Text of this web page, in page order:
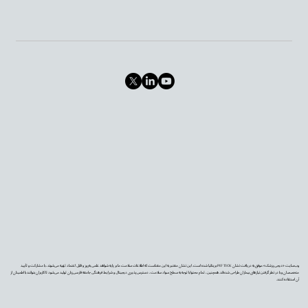
وب‌سایت «دیجی‌پزشک» موفق به دریافت نشان PIF TICK بریتانیا شده است. این نشان معتبر به این معناست که اطلاعات سلامت ما بر پایه شواهد علمی به‌روز و قابل اعتماد تهیه می‌شوند، با مشارکت و تأیید
متخصصان و با در نظر گرفتن نیازهای بیماران طراحی شده‌اند. همچنین، تمام محتوا با توجه به سطح سواد سلامت، دسترس‌پذیری دیجیتال و شرایط فرهنگی جامعه فارسی‌زبان تولید می‌شود تا کاربران بتوانند با اطمینان از
آن استفاده کنند.